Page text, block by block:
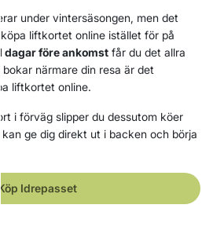
under vintersäsongen, men det
köpa liftkortet online istället för på
dagar före ankomst får du det allra
bokar närmare din resa är det
liftkortet online.
i förväg slipper du dessutom köer
kan ge dig direkt ut i backen och börja
Köp Idrepasset